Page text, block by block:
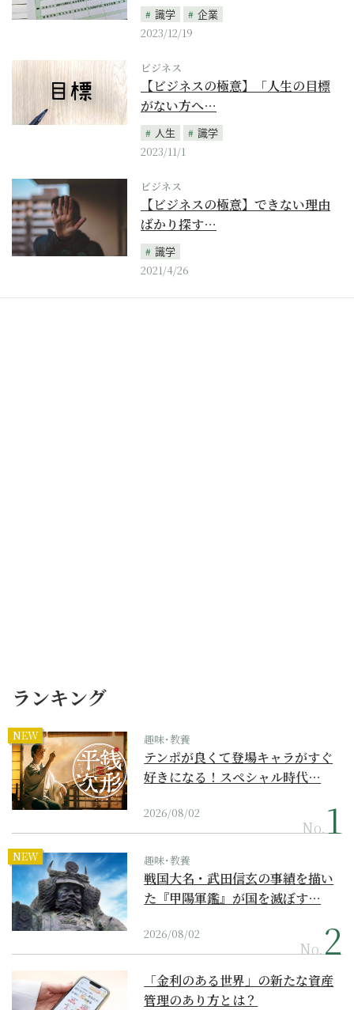
識学
企業
2023/12/19
ビジネス
【ビジネスの極意】「人生の目標
がない方へ…
人生
識学
2023/11/1
ビジネス
【ビジネスの極意】できない理由
ばかり探す…
識学
2021/4/26
ランキング
NEW 趣味･教養
テンポが良くて登場キャラがすぐ
好きになる！スペシャル時代…
2026/08/02
No.
NEW 趣味･教養
戦国大名・武田信玄の事績を描い
た『甲陽軍鑑』が国を滅ぼす…
2026/08/02
No.
「金利のある世界」の新たな資産
管理のあり方とは？